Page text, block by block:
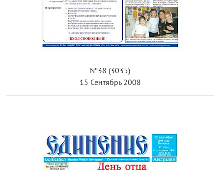
№38 (3035)
15 Сентябрь 2008